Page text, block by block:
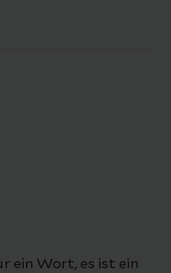
ein Wort, es ist ein